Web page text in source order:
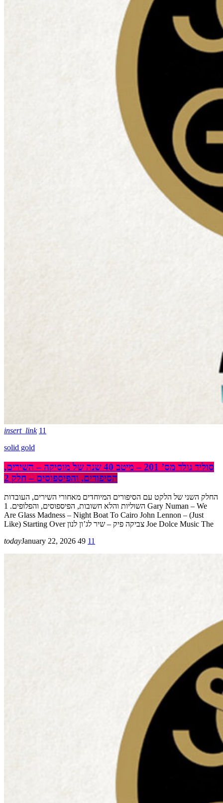
insert_link 11
solid gold
סוליד גולד מס’ 201 – מיטב 40 שנה של מוסיקה – השירים,
הסיפורים, והפיספוסים – חלק 2
החלק השני של הלקט עם הסיפורים המיוחדים מאחורי השירים, העובדות
השוליות והלא חשובות, הפיספוסים, והפלופים. 1 Gary Numan – We
Are Glass Madness – Night Boat To Cairo John Lennon – (Just
Like) Starting Over צביקה פיק – שיר לג’ון לנון Joe Dolce Music The
todayJanuary 22, 2026 49 11